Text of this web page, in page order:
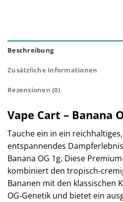
Beschreibung
Zusätzliche Informationen
Rezensionen (0)
Vape Cart – Banana
Tauche ein in ein
entspannendes
Banana OG 1g. Diese
kombiniert den
Bananen mit den klassischen
OG‑Genetik und bietet ein